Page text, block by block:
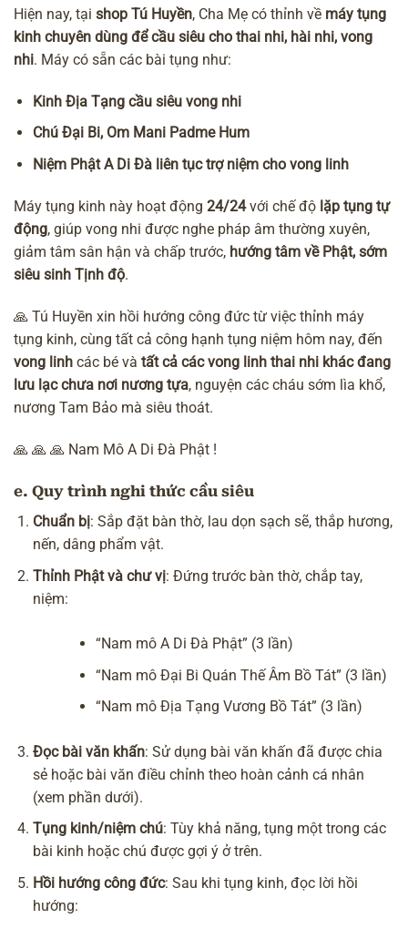
Hiện nay, tại shop Tú Huyền, Cha Mẹ có thỉnh về máy tụng
kinh chuyên dùng để cầu siêu cho thai nhi, hài nhi, vong
nhi. Máy có sẵn các bài tụng như:
Kinh Địa Tạng cầu siêu vong nhi
Chú Đại Bi, Om Mani Padme Hum
Niệm Phật A Di Đà liên tục trợ niệm cho vong linh
Máy tụng kinh này hoạt động 24/24với chế độ lặp tụng tự
động, giúp vong nhi được nghe pháp âm thường xuyên,
giảm tâm sân hận và chấp trước, hướng tâm về Phật, sớm
siêu sinh Tịnh độ.
🙏 Tú Huyền xin hồi hướng công đức từ việc thỉnh máy
tụng kinh, cùng tất cả công hạnh tụng niệm hôm nay, đến
vong linh các bé và tất cả các vong linh thai nhi khác đang
lưu lạc chưa nơi nương tựa, nguyện các cháu sớm lìa khổ,
nương Tam Bảo mà siêu thoát.
🙏 🙏 🙏 Nam Mô A Di Đà Phật !
e. Quy trình nghi thức cầu siêu
Chuẩn bị: Sắp đặt bàn thờ, lau dọn sạch sẽ, thắp hương,
nến, dâng phẩm vật.
Thỉnh Phật và chư vị: Đứng trước bàn thờ, chắp tay,
niệm:
“Nam mô A Di Đà Phật” (3 lần)
“Nam mô Đại Bi Quán Thế Âm Bồ Tát” (3 lần)
“Nam mô Địa Tạng Vương Bồ Tát” (3 lần)
Đọc bài văn khấn: Sử dụng bài văn khấn đã được chia
sẻ hoặc bài văn điều chỉnh theo hoàn cảnh cá nhân
(xem phần dưới).
Tụng kinh/niệm chú: Tùy khả năng, tụng một trong các
bài kinh hoặc chú được gợi ý ở trên.
Hồi hướng công đức: Sau khi tụng kinh, đọc lời hồi
hướng: